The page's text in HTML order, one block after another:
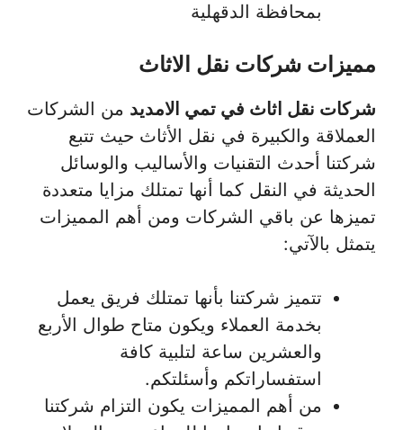
بمحافظة الدقهلية
مميزات شركات نقل الاثاث
شركات نقل اثاث في تمي الامديد من الشركات
العملاقة والكبيرة في نقل الأثاث حيث تتبع
شركتنا أحدث التقنيات والأساليب والوسائل
الحديثة في النقل كما أنها تمتلك مزايا متعددة
تميزها عن باقي الشركات ومن أهم المميزات
يتمثل بالآتي:
تتميز شركتنا بأنها تمتلك فريق يعمل
بخدمة العملاء ويكون متاح طوال الأربع
والعشرين ساعة لتلبية كافة
استفساراتكم وأسئلتكم.
من أهم المميزات يكون التزام شركتنا